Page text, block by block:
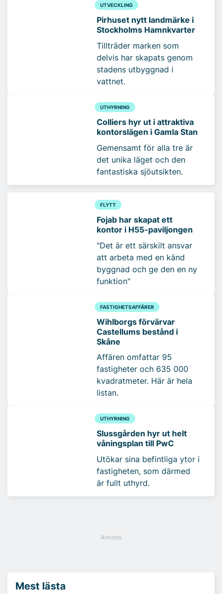
UTVECKLING
Pirhuset nytt landmärke i
Stockholms Hamnkvarter
Tillträder marken som
delvis har skapats genom
stadens utbyggnad i
vattnet.
UTHYRNING
Colliers hyr ut i attraktiva
kontorslägen i Gamla Stan
Gemensamt för alla tre är
det unika läget och den
fantastiska sjöutsikten.
FLYTT
Fojab har skapat ett
kontor i H55-paviljongen
"Det är ett särskilt ansvar
att arbeta med en känd
byggnad och ge den en ny
funktion"
FASTIGHETSAFFÄRER
Wihlborgs förvärvar
Castellums bestånd i
Skåne
Affären omfattar 95
fastigheter och 635 000
kvadratmeter. Här är hela
listan.
UTHYRNING
Slussgården hyr ut helt
våningsplan till PwC
Utökar sina befintliga ytor i
fastigheten, som därmed
är fullt uthyrd.
Mest lästa